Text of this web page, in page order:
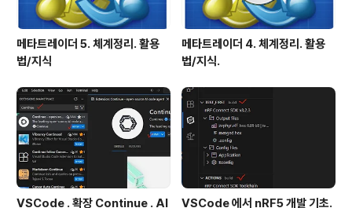
메타트레이더 5. 체계정리. 활용
법/지식
메타트레이더 4. 체계정리. 활용
법/지식.
VSCode . 확장 Continue . AI VSCode 에서 nRF5 개발 기초.